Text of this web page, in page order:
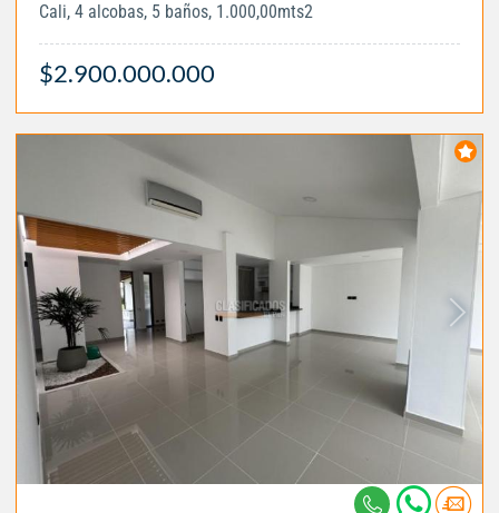
Cali, 4 alcobas, 5 baños, 1.000,00mts2
$2.900.000.000